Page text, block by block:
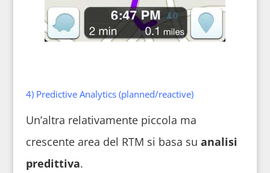
4) Predictive Analytics (planned/reactive)
Un’altra relativamente piccola ma
crescente area del RTM si basa su analisi
predittiva.